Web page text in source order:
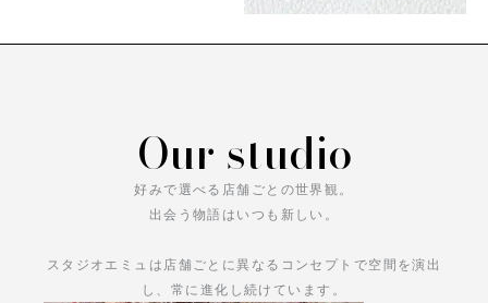
Our studio
好みで選べる店舗ごとの世界観。
出会う物語はいつも新しい。
スタジオエミュは店舗ごとに異なるコンセプトで空間を演出
し、常に進化し続けています。